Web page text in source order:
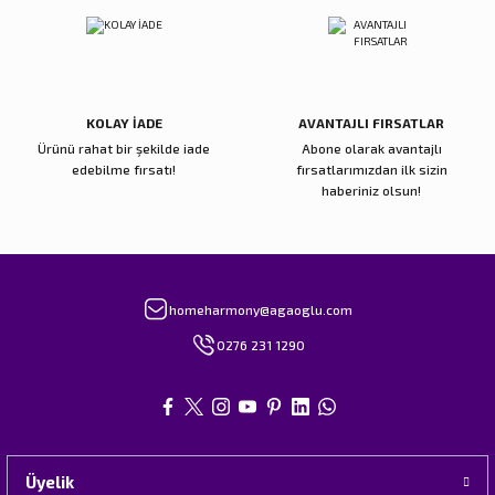
KOLAY İADE
Ürünü rahat bir şekilde iade
edebilme fırsatı!
AVANTAJLI FIRSATLAR
Abone olarak avantajlı
fırsatlarımızdan ilk sizin
haberiniz olsun!
homeharmony@agaoglu.com
0276 231 1290
Üyelik